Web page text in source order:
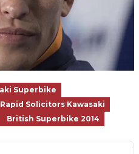
Superbike
Rapid Solicitors Kawasaki
British Superbike 2014